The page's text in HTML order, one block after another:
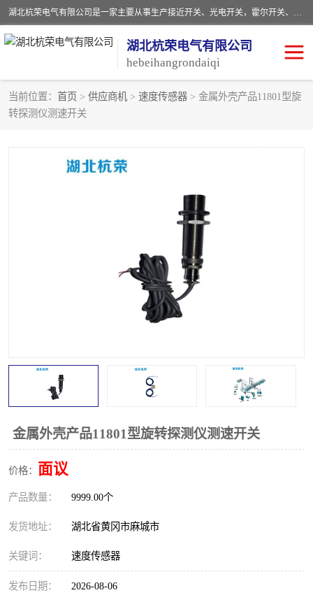
湖北杭荣电气有限公司是一家主要从事生产接近开关、光电开关，霍尔开关、两级跑偏开关、双向拉绳开关、速度监测器、皮带打滑开关、阻旋式料位开关、皮带纵向撕裂开关、溜槽堵塞开关、声光报警器、矿用磁性井筒开关等，主营行业：电气设备、仪器仪表制造, 高低压电器，成套电气设备，矿用防爆机电设备，皮带机综合保护系统，防爆电器，传感器，工矿配件，电器配件，自动化工业机器人的研发，制造，加工销售。
湖北杭荣电气有限公司
hebeihangrondaiqi
当前位置： 首页 > 供应商机 > 速度传感器 > 金属外壳产品11801型旋
转探测仪测速开关
金属外壳产品11801型旋转探测仪测速开关
价格： 面议
产品数量： 9999.00个
发货地址： 湖北省黄冈市麻城市
关键词： 速度传感器
发布日期： 2026-08-06
阻旋料位开关
滑线指示灯
光电开关
拉绳开关
溜槽堵塞检测开关
限位开关 速度检测器
速度传感器
微电脑超速开关